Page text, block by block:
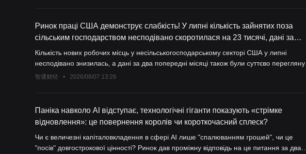
Ринок праці США демонструє слабкість! У липні кількість зайнятих поза
сільським господарством несподівано скоротилася на 23 тисячі, дані за
травень і червень були значно переглянуті у бік зменшення, очікування
підвищення ставки ФРС знизилися.
Кількість нових робочих місць у несільськогосподарському секторі США у липні
несподівано знизилась, а дані за два попередні місяці також були суттєво переглянуті
у бік зменшення. Це свідчить про те, що після неочікуваної стійкості на ринку праці
智通财经 • 2026/08/07 13:26
Паніка навколо AI відступає, технологічні гіганти показують «стрімке
відновлення»: це повернення королів чи короткочасний сплеск?
Чи є величезні капіталовкладення в сфері AI лише "спалюванням грошей", чи це
"посів" довгострокової цінності? Ринок дав проміжну відповідь на це питання за два